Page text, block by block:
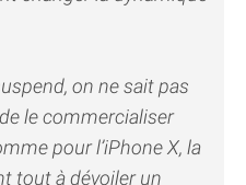
on ne sait pas
le commercialiser
pour l’iPhone X, la
tout à dévoiler un